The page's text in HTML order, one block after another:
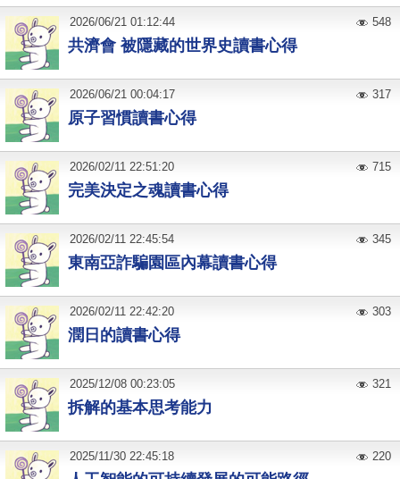
共濟會 被隱藏的世界史讀書心得
2026/06/21 01:12:44 548
原子習慣讀書心得
2026/06/21 00:04:17 317
完美決定之魂讀書心得
2026/02/11 22:51:20 715
東南亞詐騙園區內幕讀書心得
2026/02/11 22:45:54 345
潤日的讀書心得
2026/02/11 22:42:20 303
拆解的基本思考能力
2025/12/08 00:23:05 321
2025/11/30 22:45:18 220